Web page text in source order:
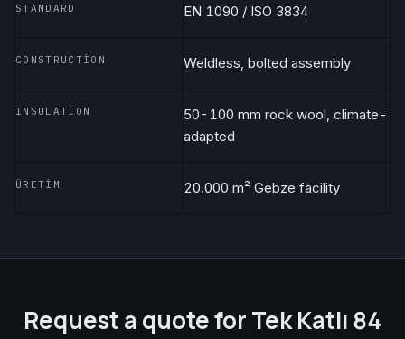
STANDARD EN 1090 / ISO 3834
CONSTRUCTION Weldless, bolted assembly
INSULATION
50-100 mm rock wool, climate-
adapted
ÜRETIM 20.000 m² Gebze facility
Request a quote for Tek Katlı 84